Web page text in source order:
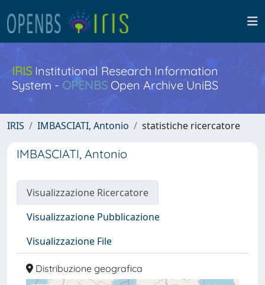
IRISInstitutional Research Information
System - OPENBS Open Archive UniBS
IRIS IMBASCIATI, Antonio statistiche ricercatore
IMBASCIATI, Antonio
Visualizzazione Ricercatore
Visualizzazione Pubblicazione
Visualizzazione File
Distribuzione geografica